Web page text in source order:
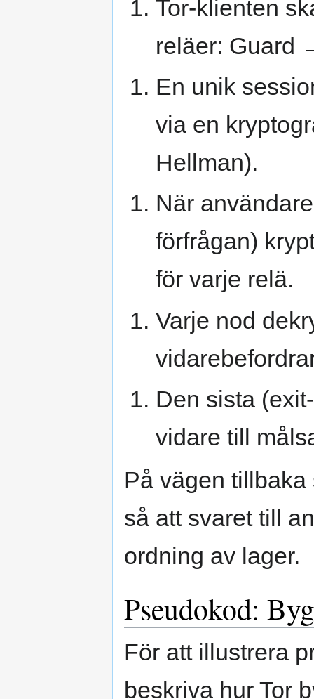
Tor-klienten
reläer: Guard
En unik
via en
Hellman).
När
förfrågan)
för varje relä.
Varje nod
Den sista
vidare till
På vägen
så att svaret till
ordning av lager.
Pseudokod:
För att illustrera
beskriva hur Tor